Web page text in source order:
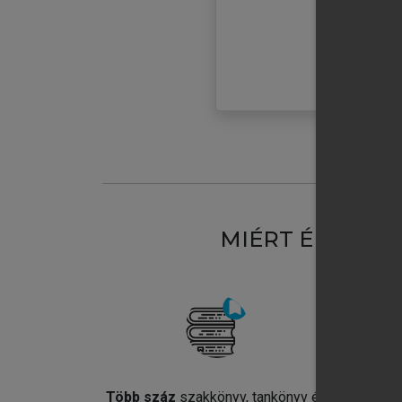
MIÉRT
Több száz szakkönyv, tankönyv és